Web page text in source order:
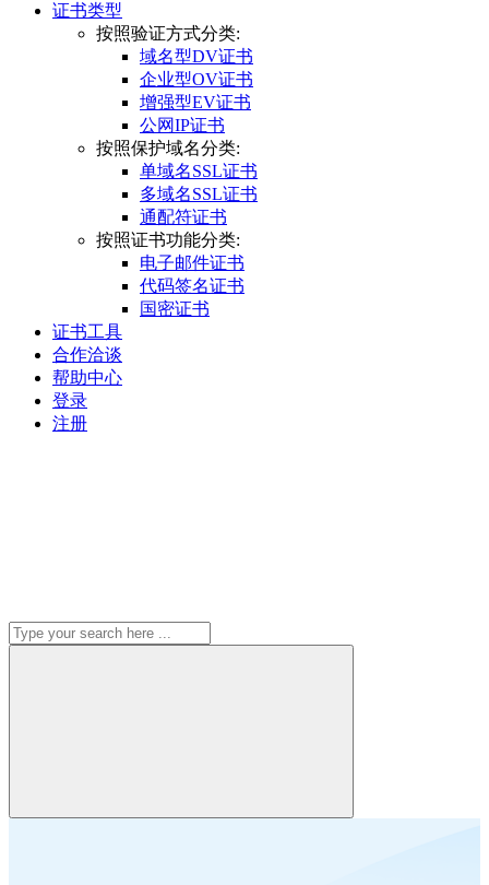
证书类型
按照验证方式分类:
域名型DV证书
企业型OV证书
增强型EV证书
公网IP证书
按照保护域名分类:
单域名SSL证书
多域名SSL证书
通配符证书
按照证书功能分类:
电子邮件证书
代码签名证书
国密证书
证书工具
合作洽谈
帮助中心
登录
注册